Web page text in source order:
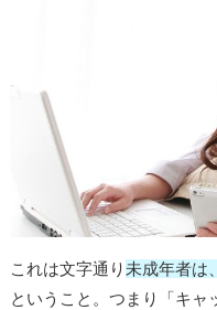
これは文字通り未成年者は
ということ。つまり「キャ